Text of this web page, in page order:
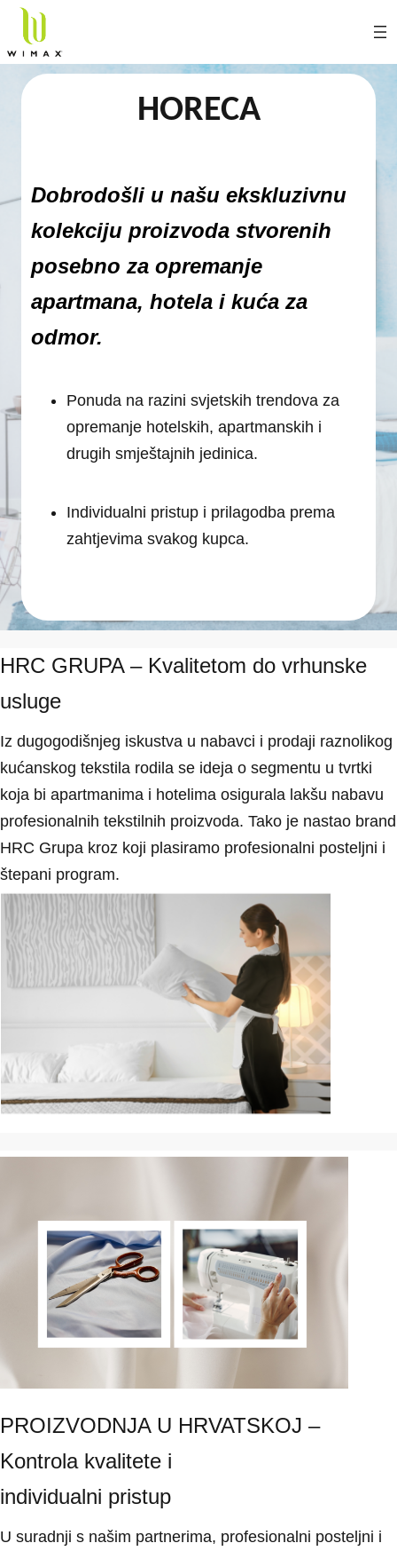
HORECA
Dobrodošli u našu ekskluzivnu
kolekciju proizvoda stvorenih
posebno za opremanje
apartmana, hotela i kuća za
odmor.
Ponuda na razini svjetskih trendova za
opremanje hotelskih, apartmanskih i
drugih smještajnih jedinica.
Individualni pristup i prilagodba prema
zahtjevima svakog kupca.
HRC GRUPA – Kvalitetom do vrhunske
usluge
Iz dugogodišnjeg iskustva u nabavci i prodaji raznolikog
kućanskog tekstila rodila se ideja o segmentu u tvrtki
koja bi apartmanima i hotelima osigurala lakšu nabavu
profesionalnih tekstilnih proizvoda. Tako je nastao brand
HRC Grupa kroz koji plasiramo profesionalni posteljni i
štepani program.
PROIZVODNJA U HRVATSKOJ –
Kontrola kvalitete i
individualni pristup
U suradnji s našim partnerima, profesionalni posteljni i